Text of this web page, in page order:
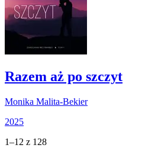
Razem aż po szczyt
Monika Malita-Bekier
2025
1–12 z 128